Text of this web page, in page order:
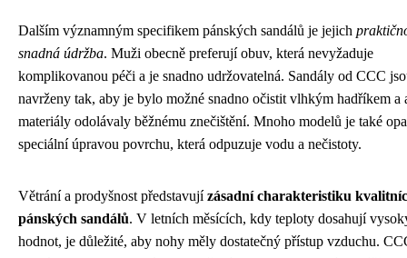
Dalším významným specifikem pánských sandálů je jejich
snadná údržba. Muži obecně preferují obuv, která nevyžaduje
komplikovanou péči a je snadno udržovatelná. Sandály od CCC
navrženy tak, aby je bylo možné snadno očistit vlhkým hadříkem a
materiály odolávaly běžnému znečištění. Mnoho modelů je také
speciální úpravou povrchu, která odpuzuje vodu a nečistoty.
Větrání a prodyšnost představujízásadní charakteristiku
pánských sandálů. V letních měsících, kdy teploty dosahují
hodnot, je důležité, aby nohy měly dostatečný přístup vzduchu.